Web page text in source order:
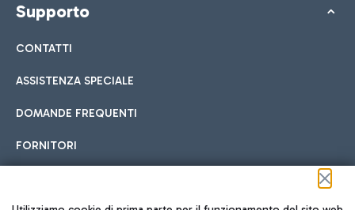
Supporto
CONTATTI
ASSISTENZA SPECIALE
DOMANDE FREQUENTI
FORNITORI